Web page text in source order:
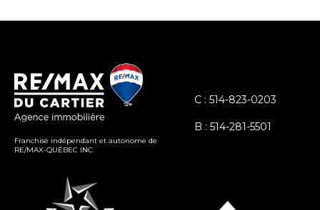
Franchisé indépendant et autonome de
RE/MAX-QUÉBEC INC.
C : 514-823-0203
B : 514-281-5501